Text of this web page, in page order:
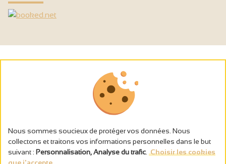
Nous sommes soucieux de protéger vos données. Nous
collectons et traitons vos informations personnelles dans le but
suivant : Personnalisation, Analyse du trafic Choisir les cookies